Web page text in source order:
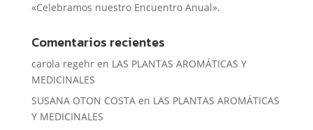
«Celebramos nuestro Encuentro Anual».
Comentarios recientes
carola regehren LAS PLANTAS AROMÁTICAS Y
MEDICINALES
SUSANA OTON COSTAen LAS PLANTAS AROMÁTICAS
Y MEDICINALES